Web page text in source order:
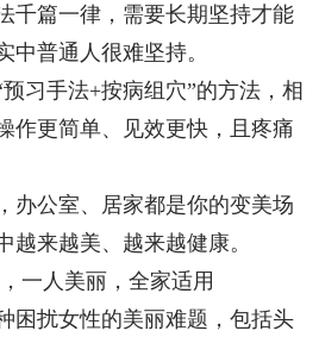
篇一律，需要长期坚持才能
中普通人很难坚持。
手法+按病组穴”的方法，相
作更简单、见效更快，且疼痛
公室、居家都是你的变美场
越来越美、越来越健康。
人美丽，全家适用
扰女性的美丽难题，包括头